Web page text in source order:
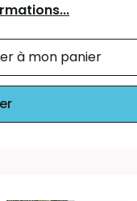
à mon panier